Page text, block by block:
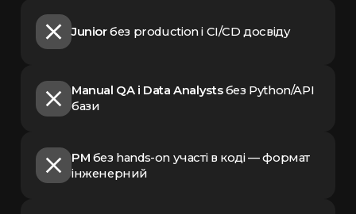
Juniorбез production і CI/CD досвіду
Manual QA і Data Analystsбез Python/API
бази
PM без hands-on участі в коді — формат
інженерний